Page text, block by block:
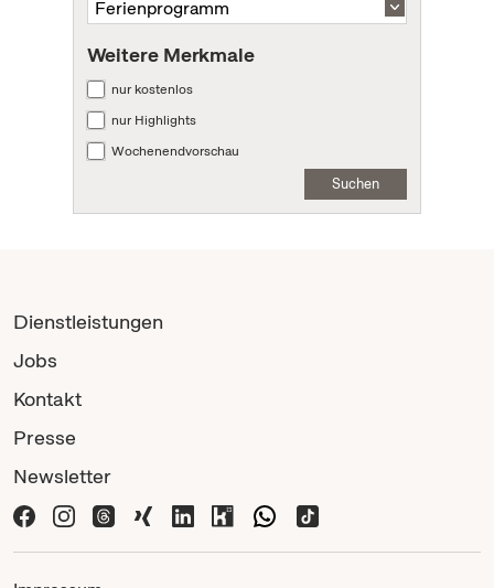
Weitere Merkmale
nur kostenlos
nur Highlights
Wochenendvorschau
Suchen
Dienstleistungen
Jobs
Kontakt
Presse
Newsletter